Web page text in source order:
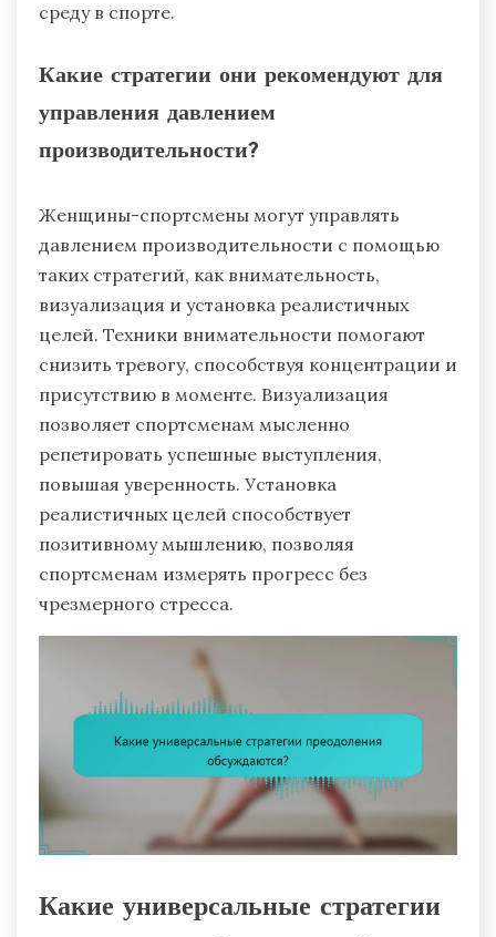
среду в спорте.
Какие стратегии они рекомендуют для
управления давлением
производительности?
Женщины-спортсмены могут управлять
давлением производительности с помощью
таких стратегий, как внимательность,
визуализация и установка реалистичных
целей. Техники внимательности помогают
снизить тревогу, способствуя концентрации и
присутствию в моменте. Визуализация
позволяет спортсменам мысленно
репетировать успешные выступления,
повышая уверенность. Установка
реалистичных целей способствует
позитивному мышлению, позволяя
спортсменам измерять прогресс без
чрезмерного стресса.
Какие универсальные стратегии